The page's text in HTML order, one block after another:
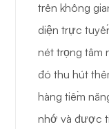
trên không
diện trực
nét trọng tâm
đó thu hút
hàng tiềm
nhớ và được